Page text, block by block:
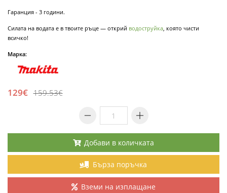
Гаранция - 3 години.
Силата на водата е в твоите ръце — открий водоструйка, която чисти
всичко!
Марка:
129€ 159.53€
Добави в количката
Бърза поръчка
Вземи на изплащане